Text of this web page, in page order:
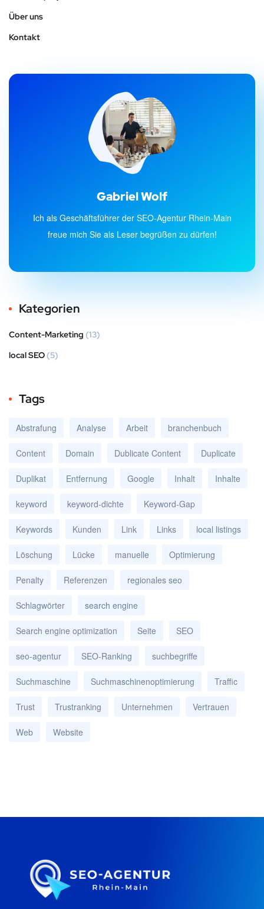
Über uns
Kontakt
Gabriel Wolf
Ich als Geschäftsführer der SEO-Agentur Rhein-Main
freue mich Sie als Leser begrüßen zu dürfen!
Kategorien
Content-Marketing (13)
local SEO (5)
Tags
Abstrafung Analyse Arbeit branchenbuch
Content Domain Dublicate Content Duplicate
Duplikat Entfernung Google Inhalt Inhalte
keyword keyword-dichte Keyword-Gap
Keywords Kunden Link Links local listings
Löschung Lücke manuelle Optimierung
Penalty Referenzen regionales seo
Schlagwörter search engine
Search engine optimization Seite SEO
seo-agentur SEO-Ranking suchbegriffe
Suchmaschine Suchmaschinenoptimierung Traffic
Trust Trustranking Unternehmen Vertrauen
Web Website